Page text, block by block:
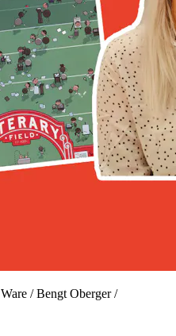
/ Bengt Oberger /